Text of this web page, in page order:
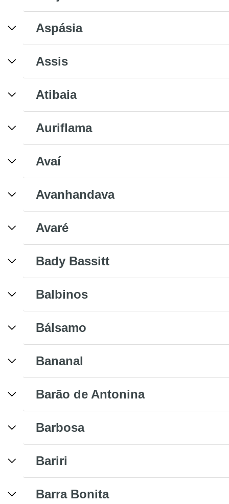
Aspásia
Assis
Atibaia
Auriflama
Avaí
Avanhandava
Avaré
Bady Bassitt
Balbinos
Bálsamo
Bananal
Barão de Antonina
Barbosa
Bariri
Barra Bonita